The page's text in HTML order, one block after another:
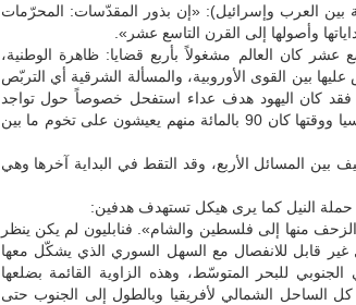
العرب وإسرائيل): «إن بذور المقدّسات: المحرّمات
وأصولها إلى القرن التاسع عشر».
كان العالم مشغولاً بأربع قضايا: ظاهرة الوطنية،
بين القوى الأوروبية، والمسألة الشرقية أي التربّص
فقد كان اليهود هدف عداء استفحل خصوصاً حول تواجد
كثافة الوجود اليهودي في شرق أوروبا وروسيا ووقتها كان 90 بالمائة منهم يعيشون على تخوم ما بين
بين المسائل الأربع، وقد التقط في البداية آخرها وهي
النيل كما يرى هيكل تستهدف هدفين:
منها إلى فلسطين والشام». فنابليون لم يكن ينظر
غير قابل للانفصال مع السهل السوري الذي يشكّل معها
للبحر المتوسّط، وهذه الزاوية القائمة بضلعها
الساحل الشمالي لأفريقيا وبالطول إلى الجنوب حتى